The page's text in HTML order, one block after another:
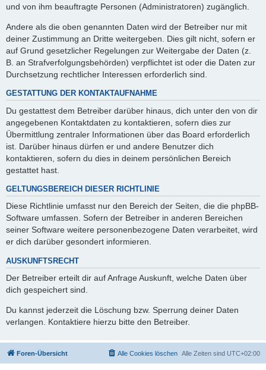
und von ihm beauftragte Personen (Administratoren) zugänglich.
Andere als die oben genannten Daten wird der Betreiber nur mit
deiner Zustimmung an Dritte weitergeben. Dies gilt nicht, sofern er
auf Grund gesetzlicher Regelungen zur Weitergabe der Daten (z.
B. an Strafverfolgungsbehörden) verpflichtet ist oder die Daten zur
Durchsetzung rechtlicher Interessen erforderlich sind.
GESTATTUNG DER KONTAKTAUFNAHME
Du gestattest dem Betreiber darüber hinaus, dich unter den von dir
angegebenen Kontaktdaten zu kontaktieren, sofern dies zur
Übermittlung zentraler Informationen über das Board erforderlich
ist. Darüber hinaus dürfen er und andere Benutzer dich
kontaktieren, sofern du dies in deinem persönlichen Bereich
gestattet hast.
GELTUNGSBEREICH DIESER RICHTLINIE
Diese Richtlinie umfasst nur den Bereich der Seiten, die die phpBB-
Software umfassen. Sofern der Betreiber in anderen Bereichen
seiner Software weitere personenbezogene Daten verarbeitet, wird
er dich darüber gesondert informieren.
AUSKUNFTSRECHT
Der Betreiber erteilt dir auf Anfrage Auskunft, welche Daten über
dich gespeichert sind.
Du kannst jederzeit die Löschung bzw. Sperrung deiner Daten
verlangen. Kontaktiere hierzu bitte den Betreiber.
Foren-Übersicht Alle Zeiten sind UTC+02:00
Alle Cookies löschen